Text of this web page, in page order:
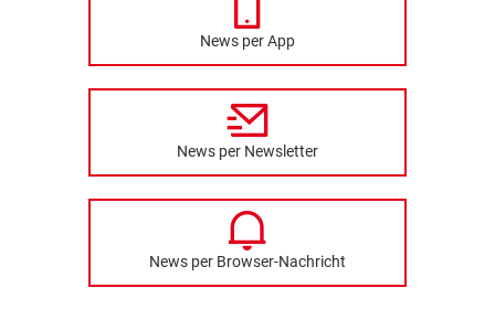
News per App
News per Newsletter
News per Browser-Nachricht